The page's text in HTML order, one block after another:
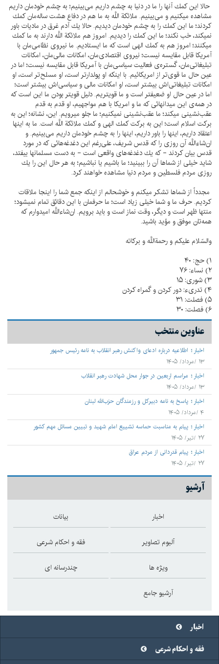
حالا اين كمك آنها را ما در دنيا به چشم داريم مى‌بينيم؛ به چشم خودمان داريم
مشاهده ميكنيم و مى‌بينيم. ملائكة اللَّه به ما هم در دفاع هشت ساله‌مان كمك
كردند؛ ما اين كمك را به چشم خودمان ديديم. حالا يك آدم غرق در ماديات باور
نميكند، خب نكند؛ ما اين كمك را ديديم. امروز هم ملائكة اللَّه دارند به ما كمك
ميكنند؛ امروز هم به كمك الهى است كه ما ايستاديم. ما نيروى نظامى‌مان با
آمريكا قابل مقايسه نيست؛ نيروى اقتصادى‌مان، امكانات مالى‌مان، امكانات
تبليغاتى‌مان، گستره‌ى فعاليت سياسى‌مان با آمريكا قابل مقايسه نيست؛ اما در
عين حال ما قوى‌تر از امريكائيم. با اينكه او پولدارتر است، او مسلح‌تر است، او
امكانات تبليغاتى‌اش بيشتر است، او امكانات مالى و سياسى‌اش بيشتر است؛
اما در عين حال او ضعيفتر است و ما قويتريم. دليل قويتر بودن ما اين است كه
در همه‌ى اين ميدانهائى كه ما و امريكا با هم مواجهيم، او قدم به قدم
عقب‌نشينى ميكند؛ ما عقب‌نشينى نميكنيم؛ ما جلو ميرويم. اين، نشانه؛ اين به
بركت اسلام است؛ اين به بركت كمك الهى و كمك ملائكة اللَّه است. ما به اينها
اعتقاد داريم، اينها را باور داريم، اينها را به چشم خودمان داريم مى‌بينيم. و
ان‌شاءاللَّه آن روزى را كه قدس شريف، على‌رغم اين دغدغه‌هائى كه در مورد
قدس بيان كردند - كه يك دغدغه‌هاى واقعى است - به دست مسلمانها بيفتد،
شايد خيلى از شماها آن را ببينيد؛ ما باشيم يا نباشيم؛ به هر حال اين را يك
روزى مردم فلسطين و مردم دنيا مشاهده خواهند كرد.
مجدداً از شماها تشكر ميكنم و خوشحالم از اينكه جمع شما را اينجا ملاقات
كرديم. حرف ما و شما خيلى زياد است؛ ما حرفمان با اين دقائق تمام نميشود؛
منتها ظهر است و ديگر، وقت نماز است و بايد برويم. ان‌شاءاللَّه اميدوارم كه
همه‌تان موفق و مؤيد باشيد.
والسّلام عليكم و رحمةاللَّه و بركاته‌
۱) حج: ۴۰
۲) نساء: ۷۶
۳) شورى: ۱۵
۴) تدرى‌ء: دور كردن و گمراه كردن‌
۵) فصلت: ۳۱
۶) فصلت: ۳۰
عناوین منتخب
اخبار
اطلاعیه درباره ادعای واکنش رهبر انقلاب به نامه رئیس جمهور
۱۳ /مرداد/ ۱۴۰۵
اخبار
مراسم اربعین در جوار محل شهادت رهبر انقلاب
۱۳ /مرداد/ ۱۴۰۵
اخبار
پاسخ به نامه دبیرکل و رزمندگان حزب‌الله لبنان
۴ /مرداد/ ۱۴۰۵
اخبار
پیام به مناسبت حماسه تشییع امام شهید و تبیین مسائل مهم کشور
۲۷ /تیر/ ۱۴۰۵
اخبار
پیام قدردانی از مردم عراق
۲۷ /تیر/ ۱۴۰۵
آرشیو
اخبار بیانات
آلبوم تصاویر فقه و احکام شرعی
ویژه ها چندرسانه ای
آرشیو جامع
اخبار
فقه و احکام شرعی